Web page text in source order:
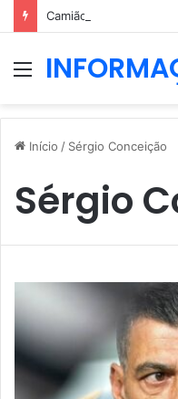
Camião do lixo cai ao
Menu
Início / Sérgio Conceição
Sérgio